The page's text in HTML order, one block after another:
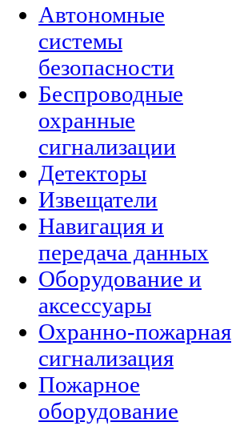
Автономные
системы
безопасности
Беспроводные
охранные
сигнализации
Детекторы
Извещатели
Навигация и
передача данных
Оборудование и
аксессуары
Охранно-пожарная
сигнализация
Пожарное
оборудование